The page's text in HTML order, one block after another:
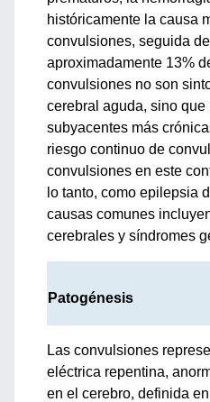
históricamente la causa
convulsiones, seguida
aproximadamente 13%
convulsiones no son
cerebral aguda, sino
subyacentes más
riesgo continuo de
convulsiones en este
lo tanto, como epilepsia
causas comunes
cerebrales y síndromes
Patogénesis
Las convulsiones
eléctrica repentina,
en el cerebro, definida